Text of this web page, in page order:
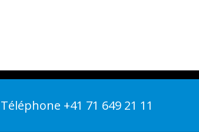
Téléphone +41 71 649 21 11